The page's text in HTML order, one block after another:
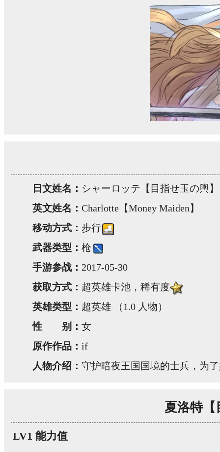
日文姓名： シャーロッテ【目指せ玉の輿】
英文姓名： Charlotte【Money Maiden】
移动方式： 步行
武器类型： 枪
手游参战： 2017-05-30
获取方式： 超英雄卡池，稀有度
英雄类型： 超英雄 （1.0 人物）
性 别： 女
原作作品： if
人物介绍： 守护暗夜王国国境的士兵，为
夏洛特【
LV1 能力值